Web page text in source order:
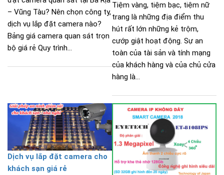
– Vũng Tàu? Nên chọn công ty,
dịch vụ lắp đặt camera nào?
Bảng giá camera quan sát trọn
bộ giá rẻ Quy trình...
Tiệm vàng, tiệm bạc, tiệm nữ
trang là những địa điểm thu
hút rất lớn những kẻ trộm,
cướp giật hoạt động. Sự an
toàn của tài sản và tính mạng
của khách hàng và của chủ cửa
hàng là...
Dịch vụ lắp đặt camera cho
khách sạn giá rẻ